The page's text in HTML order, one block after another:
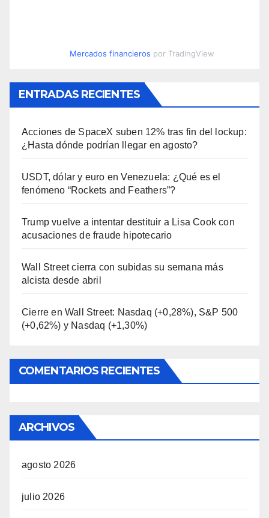
Mercados financieros por TradingView
ENTRADAS RECIENTES
Acciones de SpaceX suben 12% tras fin del lockup:
¿Hasta dónde podrían llegar en agosto?
USDT, dólar y euro en Venezuela: ¿Qué es el
fenómeno “Rockets and Feathers”?
Trump vuelve a intentar destituir a Lisa Cook con
acusaciones de fraude hipotecario
Wall Street cierra con subidas su semana más
alcista desde abril
Cierre en Wall Street: Nasdaq (+0,28%), S&P 500
(+0,62%) y Nasdaq (+1,30%)
COMENTARIOS RECIENTES
ARCHIVOS
agosto 2026
julio 2026